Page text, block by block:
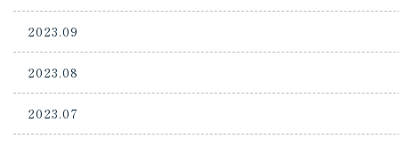
2023.09
2023.08
2023.07